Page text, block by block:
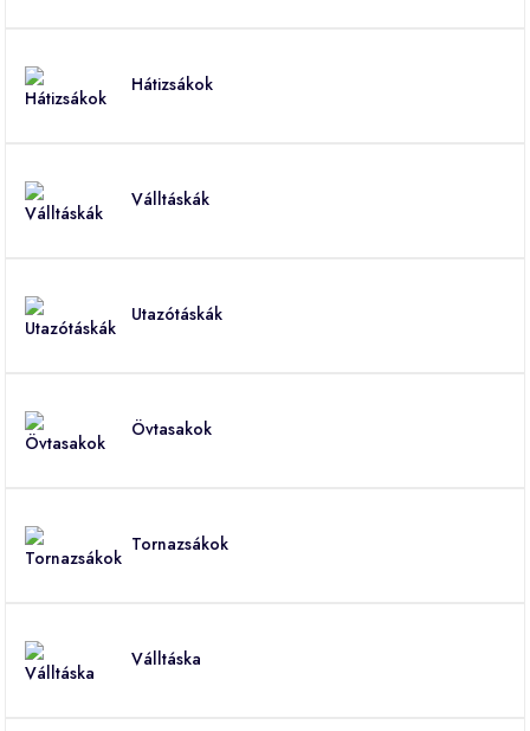
Hátizsákok
Válltáskák
Utazótáskák
Övtasakok
Tornazsákok
Válltáska